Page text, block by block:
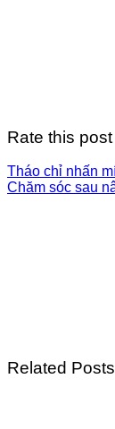
Rate this post
Tháo chỉ nhấn
Chăm sóc sau
Related Posts